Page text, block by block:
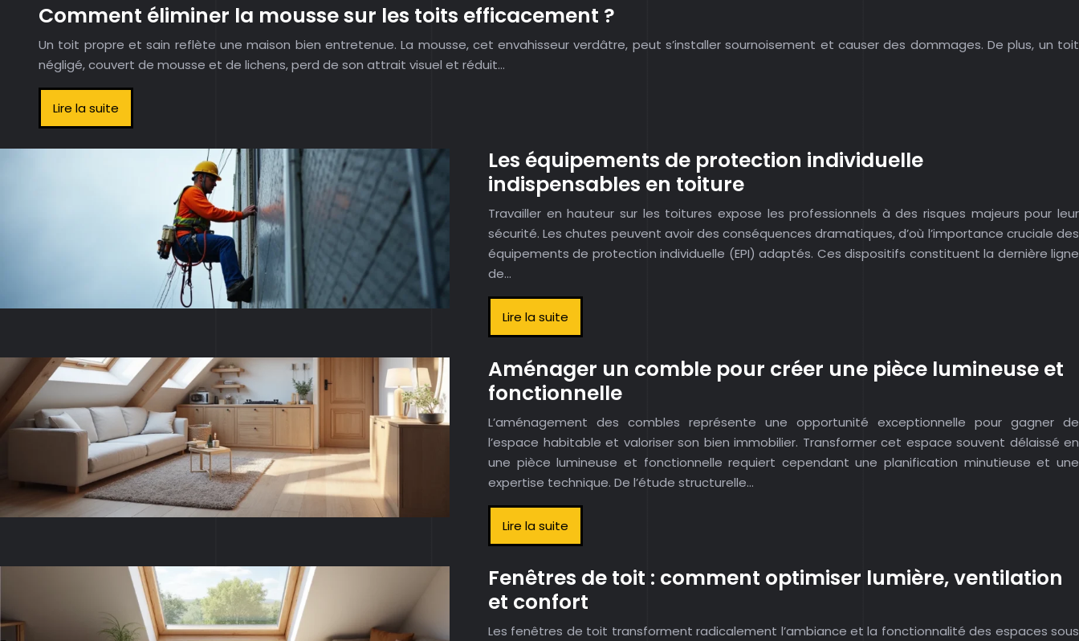
Comment éliminer la mousse sur les toits efficacement ?
Un toit propre et sain reflète une maison bien entretenue. La mousse, cet envahisseur verdâtre, peut s’installer sournoisement et causer des dommages. De plus, un toit
négligé, couvert de mousse et de lichens, perd de son attrait visuel et réduit…
Lire la suite
Les équipements de protection individuelle
indispensables en toiture
Travailler en hauteur sur les toitures expose les professionnels à des risques majeurs pour leur
sécurité. Les chutes peuvent avoir des conséquences dramatiques, d’où l’importance cruciale des
équipements de protection individuelle (EPI) adaptés. Ces dispositifs constituent la dernière ligne
de…
Lire la suite
Aménager un comble pour créer une pièce lumineuse et
fonctionnelle
L’aménagement des combles représente une opportunité exceptionnelle pour gagner de
l’espace habitable et valoriser son bien immobilier. Transformer cet espace souvent délaissé en
une pièce lumineuse et fonctionnelle requiert cependant une planification minutieuse et une
expertise technique. De l’étude structurelle…
Lire la suite
Fenêtres de toit : comment optimiser lumière, ventilation
et confort
Les fenêtres de toit transforment radicalement l’ambiance et la fonctionnalité des espaces sous